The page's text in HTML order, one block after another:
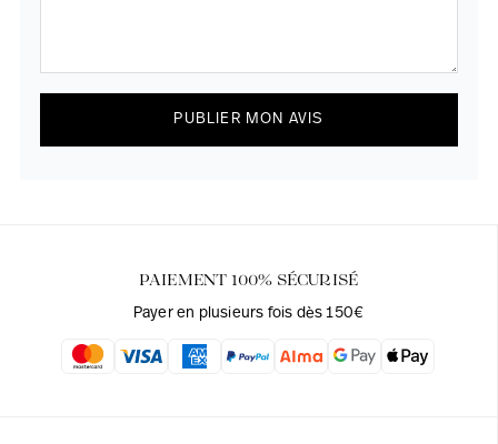
PUBLIER MON AVIS
PAIEMENT 100% SÉCURISÉ
Payer en plusieurs fois dès 150€